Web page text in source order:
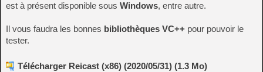
est à présent disponible sous Windows, entre autre.
Il vous faudra les bonnes bibliothèques VC++ pour pouvoir le
tester.
Télécharger Reicast (x86) (2020/05/31) (1.3 Mo)